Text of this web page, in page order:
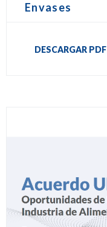
Envases
DESCARGAR PDF